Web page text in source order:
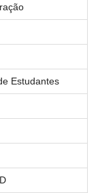
Estudantes